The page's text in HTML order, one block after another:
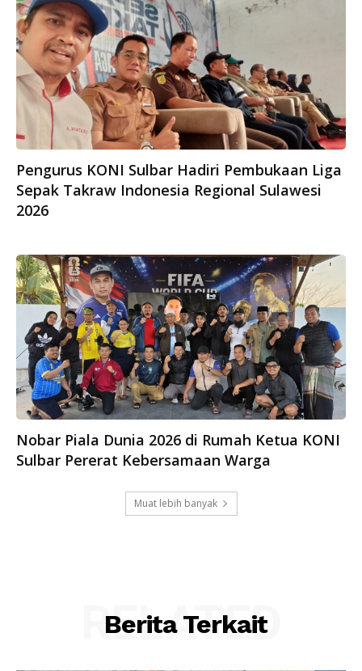
Pengurus KONI Sulbar Hadiri Pembukaan Liga
Sepak Takraw Indonesia Regional Sulawesi
2026
Nobar Piala Dunia 2026 di Rumah Ketua KONI
Sulbar Pererat Kebersamaan Warga
Muat lebih banyak
Berita Terkait
RELATED